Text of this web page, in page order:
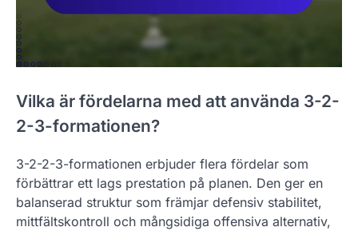
Vilka är fördelarna med att använda 3-2-
2-3-formationen?
3-2-2-3-formationen erbjuder flera fördelar som
förbättrar ett lags prestation på planen. Den ger en
balanserad struktur som främjar defensiv stabilitet,
mittfältskontroll och mångsidiga offensiva alternativ,